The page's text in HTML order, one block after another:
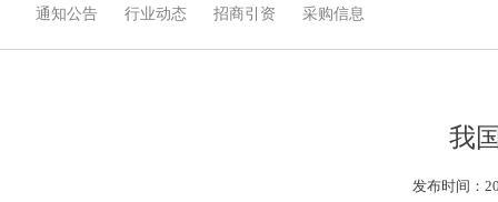
通知公告 行业动态 招商引资 采购信息
我
发布时间